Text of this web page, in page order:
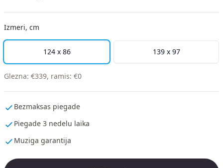
Izmeri, cm
124 x 86 139 x 97
Glezna: €339, ramis: €0
Bezmaksas piegade
Piegade 3 nedelu laika
Muziga garantija